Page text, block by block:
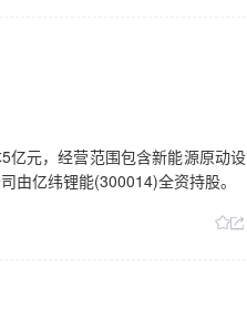
亿元，经营范围包含新能源原动设
由亿纬锂能(300014)全资持股。